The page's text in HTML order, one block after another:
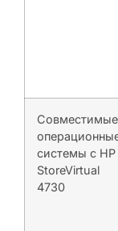
Совместимые
системы с HP
StoreVirtual
4730